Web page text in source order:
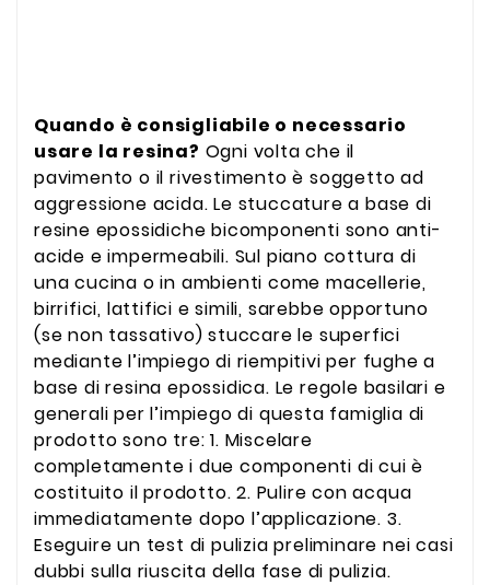
Quando è consigliabile o necessario
usare la resina? Ogni volta che il
pavimento o il rivestimento è soggetto ad
aggressione acida. Le stuccature a base di
resine epossidiche bicomponenti sono anti-
acide e impermeabili. Sul piano cottura di
una cucina o in ambienti come macellerie,
birrifici, lattifici e simili, sarebbe opportuno
(se non tassativo) stuccare le superfici
mediante l’impiego di riempitivi per fughe a
base di resina epossidica. Le regole basilari e
generali per l’impiego di questa famiglia di
prodotto sono tre: 1. Miscelare
completamente i due componenti di cui è
costituito il prodotto. 2. Pulire con acqua
immediatamente dopo l’applicazione. 3.
Eseguire un test di pulizia preliminare nei casi
dubbi sulla riuscita della fase di pulizia.